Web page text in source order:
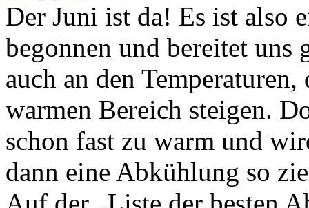
Der Juni ist da! Es ist also
begonnen und bereitet uns
auch an den
warmen Bereich steigen.
schon fast zu warm und
dann eine Abkühlung so